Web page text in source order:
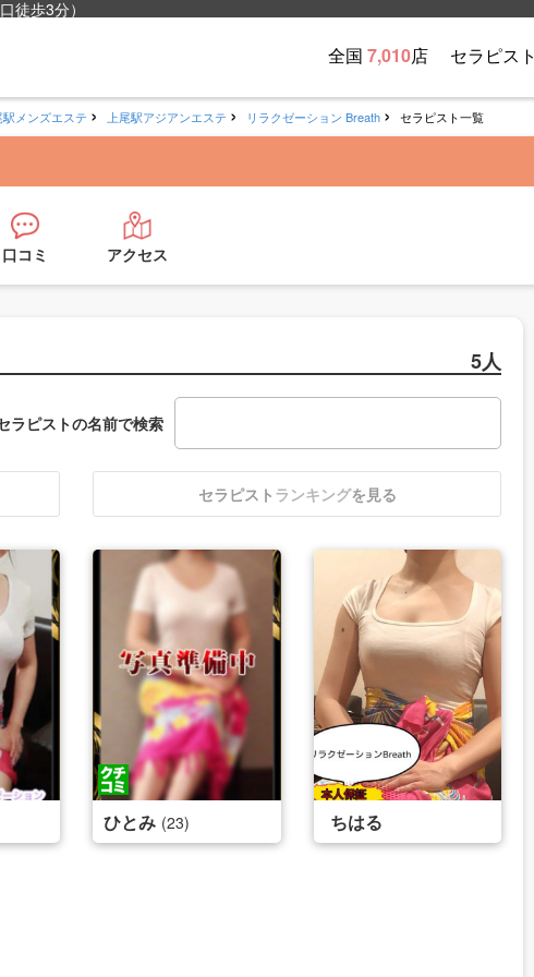
徒歩3分）
全国 7,010店 セラピスト
駅メンズエステ 上尾駅アジアンエステ リラクゼーション Breath セラピスト一覧
口コミ アクセス
5人
ラピストの名前で検索
セラピスト ランキングを見る
ひとみ (23) ちはる